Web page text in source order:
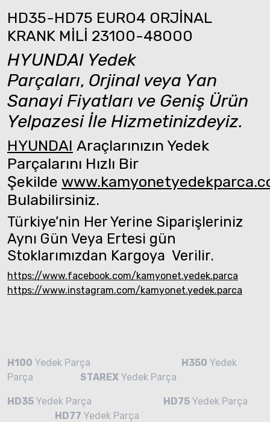
HD35-HD75 EURO4 ORJİNAL
KRANK MİLİ 23100-48000
HYUNDAI Yedek
Parçaları, Orjinal veya Yan
Sanayi Fiyatları ve Geniş Ürün
Yelpazesi İle Hizmetinizdeyiz.
HYUNDAI Araçlarınızın Yedek
Parçalarını Hızlı Bir
Şekilde
Bulabilirsiniz.
Türkiye’nin Her Yerine Siparişleriniz
Aynı Gün Veya Ertesi gün
Stoklarımızdan Kargoya Verilir.
https://www.facebook.com/kamyonet.yedek.parca
https://www.instagram.com/kamyonet.yedek.parca
H100 Yedek Parça H350 Yedek
Parça STAREX Yedek Parça
HD35 Yedek Parça HD75 Yedek Parça
HD77 Yedek Parça